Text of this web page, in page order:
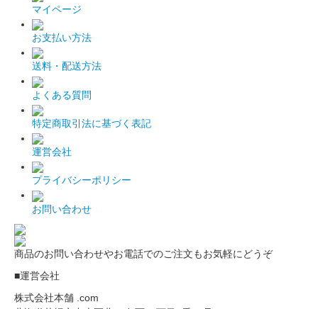
マイページ
お支払い方法
送料・配送方法
よくある質問
特定商取引法に基づく表記
運営会社
プライバシーポリシー
お問い合わせ
商品のお問い合わせやお電話でのご注文もお気軽にどうぞ
■運営会社
株式会社本舗 .com